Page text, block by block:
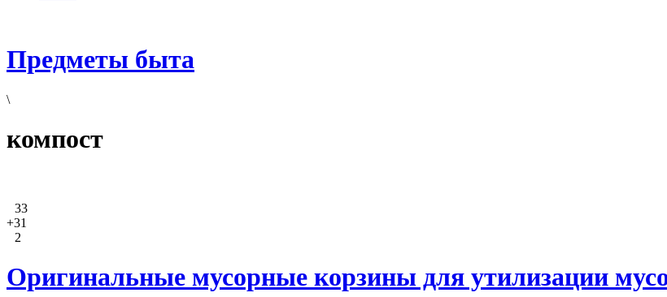
Предметы быта
\
компост
33
+31
2
Оригинальные мусорные корзины для утилизации